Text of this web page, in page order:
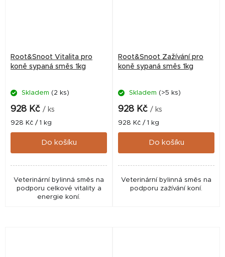
Root&Snoot Vitalita pro
koně sypaná směs 1kg
Skladem (2 ks)
928 Kč / ks
Měrná
cena:
928 Kč / 1 kg
Do košíku
Veterinární bylinná směs na
podporu celkové vitality a
energie koní.
Root&Snoot Zažívání pro
koně sypaná směs 1kg
Skladem (>5 ks)
928 Kč / ks
Měrná
cena:
928 Kč / 1 kg
Do košíku
Veterinární bylinná směs na
podporu zažívání koní.